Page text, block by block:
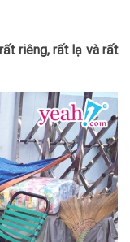
riêng, rất lạ và rất